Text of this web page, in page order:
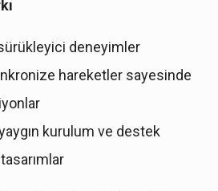
deneyimler
hareketler sayesinde
kurulum ve destek